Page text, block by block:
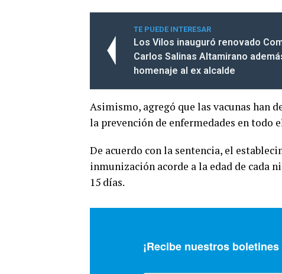
TE PUEDE INTERESAR
Los Vilos inauguró renovado
Carlos Salinas Altamirano
homenaje al ex alcalde
Asimismo, agregó que las vacunas han
la prevención de enfermedades en todo
De acuerdo con la sentencia, el
inmunización acorde a la edad de cada
15 días.